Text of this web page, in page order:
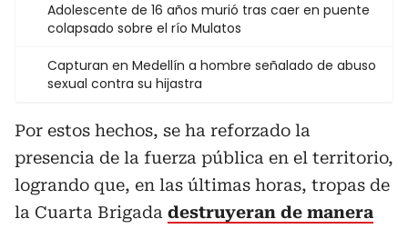
Adolescente de 16 años murió tras caer en puente
colapsado sobre el río Mulatos
Capturan en Medellín a hombre señalado de abuso
sexual contra su hijastra
Por estos hechos, se ha reforzado la
presencia de la fuerza pública en el territorio,
logrando que, en las últimas horas, tropas de
la Cuarta Brigada destruyeran de manera